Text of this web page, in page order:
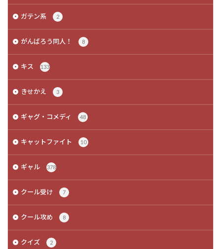
ガテン系 2
がんばろう同人！ 8
キス 133
きせかえ 3
ギャグ・コメディ 48
キャットファイト 10
ギャル 378
クール受け 7
クール攻め 8
クイズ 2